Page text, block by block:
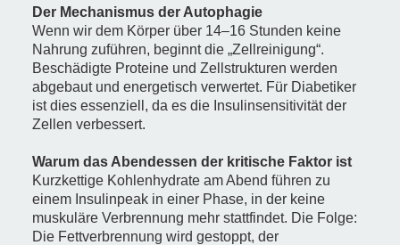
Der Mechanismus der Autophagie
Wenn wir dem Körper über 14–16 Stunden keine
Nahrung zuführen, beginnt die „Zellreinigung“.
Beschädigte Proteine und Zellstrukturen werden
abgebaut und energetisch verwertet. Für Diabetiker
ist dies essenziell, da es die Insulinsensitivität der
Zellen verbessert.
Warum das Abendessen der kritische Faktor ist
Kurzkettige Kohlenhydrate am Abend führen zu
einem Insulinpeak in einer Phase, in der keine
muskuläre Verbrennung mehr stattfindet. Die Folge:
Die Fettverbrennung wird gestoppt, der